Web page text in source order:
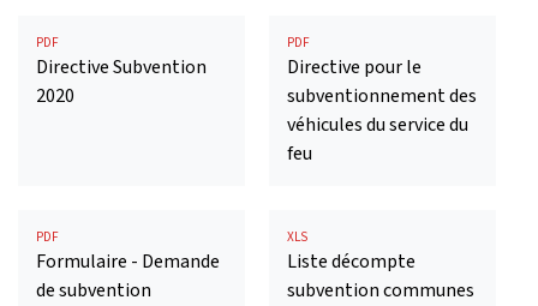
PDF
Directive Subvention
2020
PDF
Directive pour le
subventionnement des
véhicules du service du
feu
PDF
Formulaire - Demande
de subvention
XLS
Liste décompte
subvention communes